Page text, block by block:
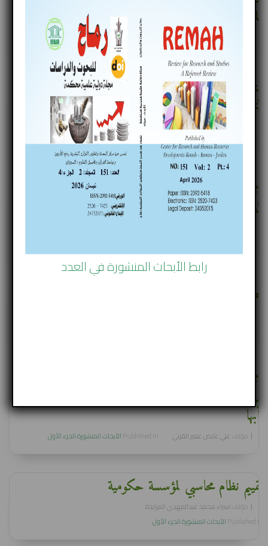
المعلمات في مديرية تربية وتعليم الخليل
د. منال ماجد أبو منشار Published in الأبحاث المنشورة الجزء الأول
متطلبات الإفصاح المحاسبي في ظل كشف
التدفقات النقدية ودوره في تقييم الأداء المالي
فاطمه علي محمود بني ملحم
الأبحاث المنشورة الجزء الأول
أثر القيادة التحويلية في تعزيز الثقة التنظيمية لدى
العاملين في شركة زين للاتصالات المتنقلة في العراق
قضايا الوطن في شعر عيسى عبد الله
أثر تقييم الأداء الوظيفي على أداء الموارد البشرية
بمركز الأمير فيصل بن خالد لطب وجراحة القلب
بأبها
مؤلف علي عايض غفير القرني Published in الأبحاث المنشورة الجزء الأول
تقييم نظام محاسبي لمؤسسة حكومية
مؤلف اسراء محمد عبدالمهدي المزايدة
Published in الأبحاث المنشورة الجزء الأول
رابط الأبحاث المنشورة في العدد